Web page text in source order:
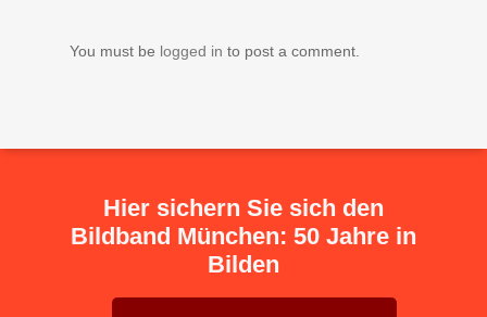
You must be logged in to post a comment.
Hier sichern Sie sich den
Bildband München: 50 Jahre in
Bilden